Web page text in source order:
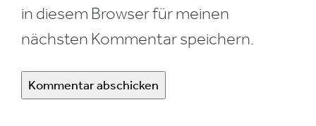
in diesem Browser für meinen
nächsten Kommentar speichern.